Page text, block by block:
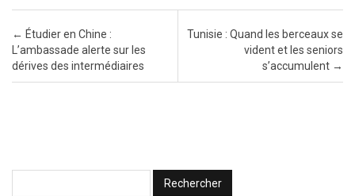
Post navigation
← Étudier en Chine :
L’ambassade alerte sur les
dérives des intermédiaires
Tunisie : Quand les berceaux se
vident et les seniors
s’accumulent →